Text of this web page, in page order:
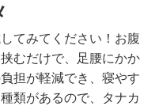
てみてください！お腹
むだけで、足腰にかか
担が軽減でき、寝やす
類があるので、タナカ